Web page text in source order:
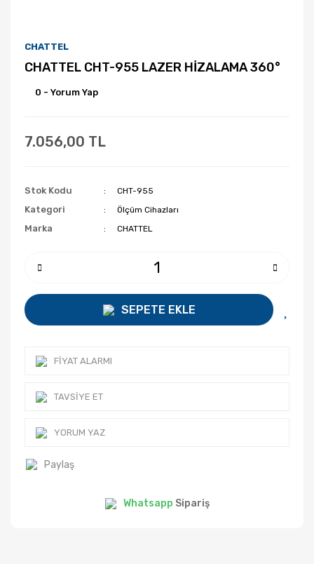
CHATTEL
CHATTEL CHT-955 LAZER HİZALAMA 360°
0 - Yorum Yap
7.056,00 TL
Stok Kodu CHT-955
Kategori Ölçüm Cihazları
Marka CHATTEL
SEPETE EKLE
FIYAT ALARMI
TAVSIYE ET
YORUM YAZ
Paylaş
Whatsapp Sipariş